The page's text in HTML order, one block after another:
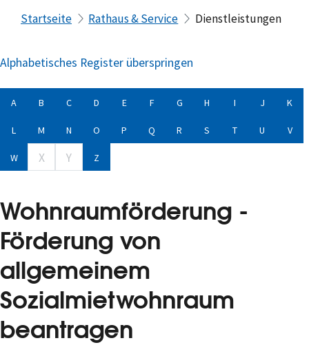
Startseite Rathaus & Service Dienstleistungen
Alphabetisches Register überspringen
A B C D E F G H I J K
L M N O P Q R S T U V
W X Y Z
Wohnraumförderung -
Förderung von
allgemeinem
Sozialmietwohnraum
beantragen